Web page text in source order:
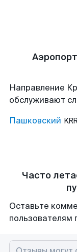
Направление
обслуживают
Пашковский
Часто
Оставьте
пользователям